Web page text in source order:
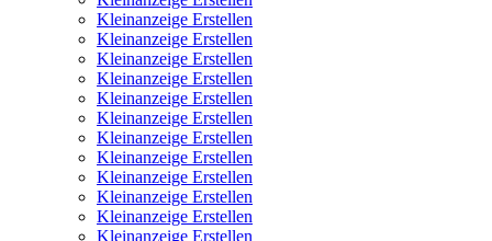
Kleinanzeige Erstellen
Kleinanzeige Erstellen
Kleinanzeige Erstellen
Kleinanzeige Erstellen
Kleinanzeige Erstellen
Kleinanzeige Erstellen
Kleinanzeige Erstellen
Kleinanzeige Erstellen
Kleinanzeige Erstellen
Kleinanzeige Erstellen
Kleinanzeige Erstellen
Kleinanzeige Erstellen